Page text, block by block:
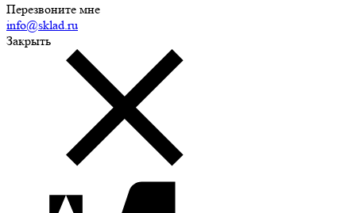
Перезвоните мне
info@sklad.ru
Закрыть